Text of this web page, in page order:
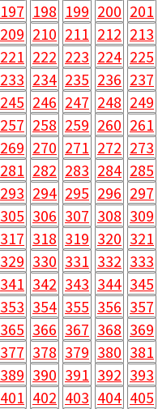
197 198 199 200 201
209 210 211 212 213
221 222 223 224 225
233 234 235 236 237
245 246 247 248 249
257 258 259 260 261
269 270 271 272 273
281 282 283 284 285
293 294 295 296 297
305 306 307 308 309
317 318 319 320 321
329 330 331 332 333
341 342 343 344 345
353 354 355 356 357
365 366 367 368 369
377 378 379 380 381
389 390 391 392 393
401 402 403 404 405